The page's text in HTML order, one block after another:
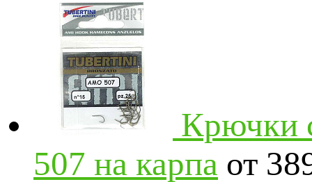
Крючки
507 на карпа от